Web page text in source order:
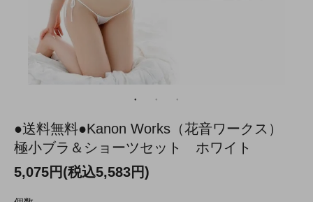
●送料無料●Kanon Works（花音ワークス）
極小ブラ＆ショーツセット ホワイト
5,075円(税込5,583円)